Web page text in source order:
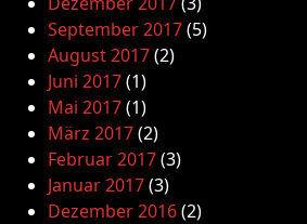
September 2017(5)
August 2017(2)
Juni 2017(1)
Mai 2017(1)
März 2017(2)
Februar 2017(3)
Januar 2017(3)
Dezember 2016(2)